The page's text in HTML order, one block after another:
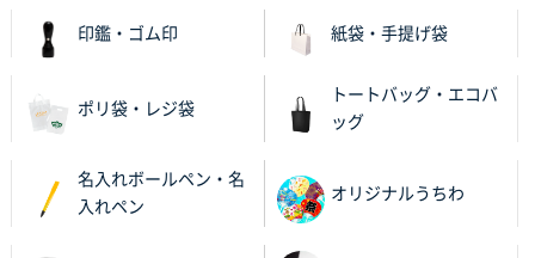
uni ジェットストリーム 07
100枚
ラミネート紙袋 規格L4サイズ(B4対応)
2025年12月04日 17:34
印鑑・ゴム印 紙袋・手提げ袋
ポリ袋・レジ袋
トートバッグ・エコバ
ッグ
名入れボールペン・名
入れペン
オリジナルうちわ